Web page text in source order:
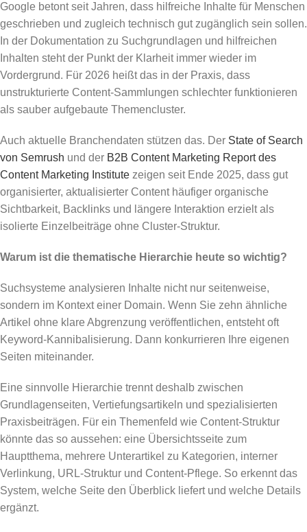
Google betont seit Jahren, dass hilfreiche Inhalte für Menschen
geschrieben und zugleich technisch gut zugänglich sein sollen.
In der Dokumentation zu Suchgrundlagen und hilfreichen
Inhalten steht der Punkt der Klarheit immer wieder im
Vordergrund. Für 2026 heißt das in der Praxis, dass
unstrukturierte Content-Sammlungen schlechter funktionieren
als sauber aufgebaute Themencluster.
Auch aktuelle Branchendaten stützen das. Der State of Search
von Semrush und der B2B Content Marketing Report des
Content Marketing Institute zeigen seit Ende 2025, dass gut
organisierter, aktualisierter Content häufiger organische
Sichtbarkeit, Backlinks und längere Interaktion erzielt als
isolierte Einzelbeiträge ohne Cluster-Struktur.
Warum ist die thematische Hierarchie heute so wichtig?
Suchsysteme analysieren Inhalte nicht nur seitenweise,
sondern im Kontext einer Domain. Wenn Sie zehn ähnliche
Artikel ohne klare Abgrenzung veröffentlichen, entsteht oft
Keyword-Kannibalisierung. Dann konkurrieren Ihre eigenen
Seiten miteinander.
Eine sinnvolle Hierarchie trennt deshalb zwischen
Grundlagenseiten, Vertiefungsartikeln und spezialisierten
Praxisbeiträgen. Für ein Themenfeld wie Content-Struktur
könnte das so aussehen: eine Übersichtsseite zum
Hauptthema, mehrere Unterartikel zu Kategorien, interner
Verlinkung, URL-Struktur und Content-Pflege. So erkennt das
System, welche Seite den Überblick liefert und welche Details
ergänzt.